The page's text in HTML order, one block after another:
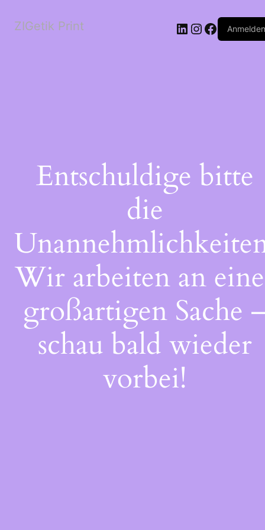
ZIGetik Print Anmelden
Entschuldige bitte
die
Wir arbeiten an
großartigen Sache
schau bald wieder
vorbei!